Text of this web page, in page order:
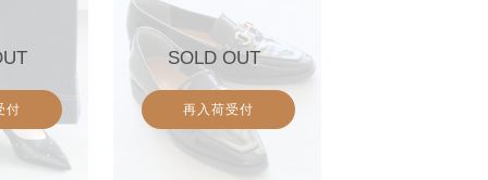
付
SOLD OUT
再入荷受付